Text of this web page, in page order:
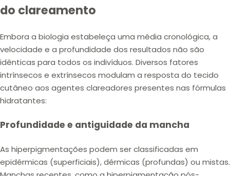
do clareamento
Embora a biologia estabeleça uma média cronológica, a
velocidade e a profundidade dos resultados não são
idênticas para todos os indivíduos. Diversos fatores
intrínsecos e extrínsecos modulam a resposta do tecido
cutâneo aos agentes clareadores presentes nas fórmulas
hidratantes:
Profundidade e antiguidade da mancha
As hiperpigmentações podem ser classificadas em
epidérmicas (superficiais), dérmicas (profundas) ou mistas.